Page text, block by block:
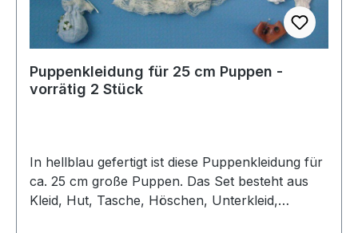
Puppenkleidung für 25 cm Puppen -
vorrätig 2 Stück
In hellblau gefertigt ist diese Puppenkleidung für
ca. 25 cm große Puppen. Das Set besteht aus
Kleid, Hut, Tasche, Höschen, Unterkleid,